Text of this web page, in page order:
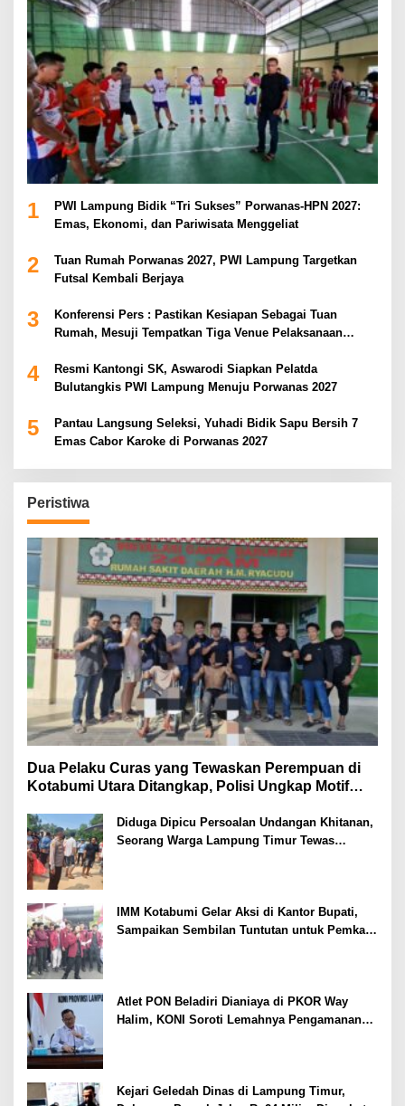
1
PWI Lampung Bidik “Tri Sukses” Porwanas-HPN 2027:
Emas, Ekonomi, dan Pariwisata Menggeliat
2
Tuan Rumah Porwanas 2027, PWI Lampung Targetkan
Futsal Kembali Berjaya
3
Konferensi Pers : Pastikan Kesiapan Sebagai Tuan
Rumah, Mesuji Tempatkan Tiga Venue Pelaksanaan
4
Resmi Kantongi SK, Aswarodi Siapkan Pelatda
Bulutangkis PWI Lampung Menuju Porwanas 2027
5
Pantau Langsung Seleksi, Yuhadi Bidik Sapu Bersih 7
Emas Cabor Karoke di Porwanas 2027
Peristiwa
Dua Pelaku Curas yang Tewaskan Perempuan di
Kotabumi Utara Ditangkap, Polisi Ungkap Motif
Diduga Dipicu Persoalan Undangan Khitanan,
Seorang Warga Lampung Timur Tewas
IMM Kotabumi Gelar Aksi di Kantor Bupati,
Sampaikan Sembilan Tuntutan untuk Pemkab
Atlet PON Beladiri Dianiaya di PKOR Way
Halim, KONI Soroti Lemahnya Pengamanan
Kejari Geledah Dinas di Lampung Timur,